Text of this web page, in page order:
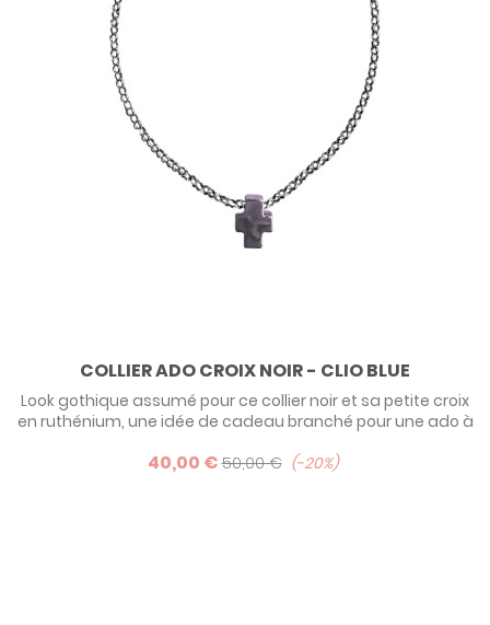
COLLIER ADO CROIX NOIR - CLIO BLUE
Look gothique assumé pour ce collier noir et sa petite croix
en ruthénium, une idée de cadeau branché pour une ado à
sages choisirons la version argent ou plaqué or rose.
40,00 €50,00 € -20%